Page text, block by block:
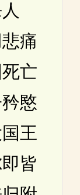
痛
亡
愍
王
皆